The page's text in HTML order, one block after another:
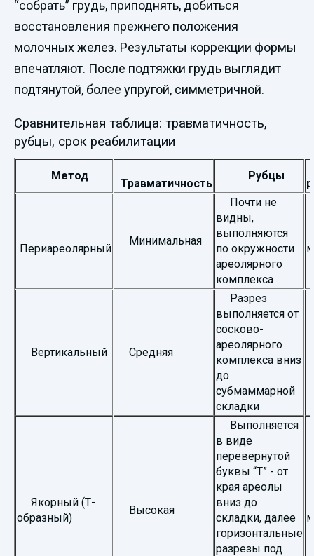
“собрать” грудь, приподнять, добиться
восстановления прежнего положения
молочных желез. Результаты коррекции формы
впечатляют. После подтяжки грудь выглядит
подтянутой, более упругой, симметричной.
Сравнительная таблица: травматичность,
рубцы, срок реабилитации
Метод
Травматичность
Рубцы
Периареолярный
Минимальная
Почти не
видны,
выполняются
по окружности
ареолярного
комплекса
Вертикальный Средняя
Разрез
выполняется от
сосково-
ареолярного
комплекса вниз
до
субмаммарной
складки
Якорный (Т-
образный)
Высокая
Выполняется
в виде
перевернутой
буквы “Т” - от
края ареолы
вниз до
складки, далее
горизонтальные
разрезы под